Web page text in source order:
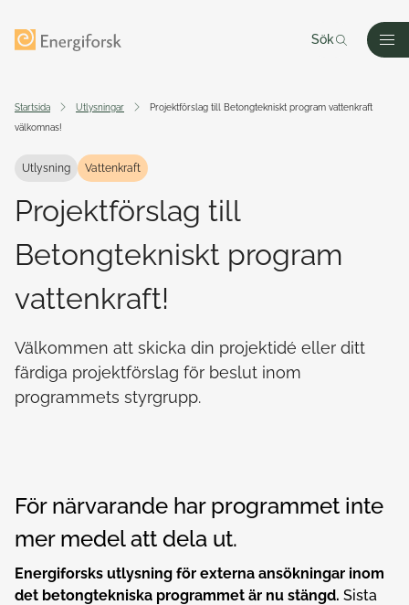
Sök
Startsida Utlysningar
Projektförslag till Betongtekniskt program vattenkraft
välkomnas!
Utlysning Vattenkraft
Projektförslag till
Betongtekniskt program
vattenkraft!
Välkommen att skicka din projektidé eller ditt
färdiga projektförslag för beslut inom
programmets styrgrupp.
För närvarande har programmet inte
mer medel att dela ut.
Energiforsks utlysning för externa ansökningar inom
det betongtekniska programmet är nu stängd. Sista